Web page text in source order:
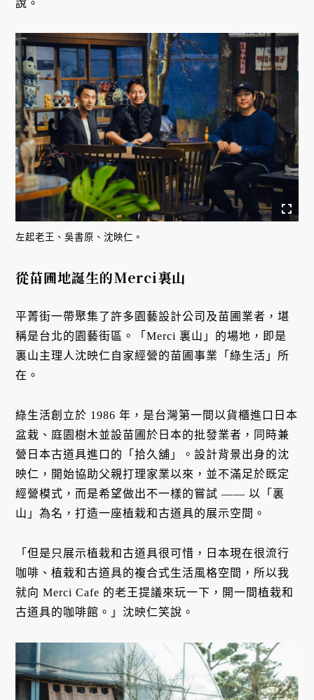
說。
左起老王、吳書原、沈映仁。
從苗圃地誕生的Merci裏山
平菁街一帶聚集了許多園藝設計公司及苗圃業者，堪
稱是台北的園藝街區。「Merci 裏山」的場地，即是
裏山主理人沈映仁自家經營的苗圃事業「綠生活」所
在。
綠生活創立於 1986 年，是台灣第一間以貨櫃進口日本
盆栽、庭園樹木並設苗圃於日本的批發業者，同時兼
營日本古道具進口的「拾久舖」。設計背景出身的沈
映仁，開始協助父親打理家業以來，並不滿足於既定
經營模式，而是希望做出不一樣的嘗試 —— 以「裏
山」為名，打造一座植栽和古道具的展示空間。
「但是只展示植栽和古道具很可惜，日本現在很流行
咖啡、植栽和古道具的複合式生活風格空間，所以我
就向 Merci Cafe 的老王提議來玩一下，開一間植栽和
古道具的咖啡館。」沈映仁笑說。